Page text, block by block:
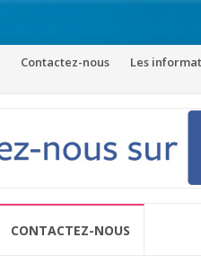
Contactez-nous Les
CONTACTEZ-NOUS